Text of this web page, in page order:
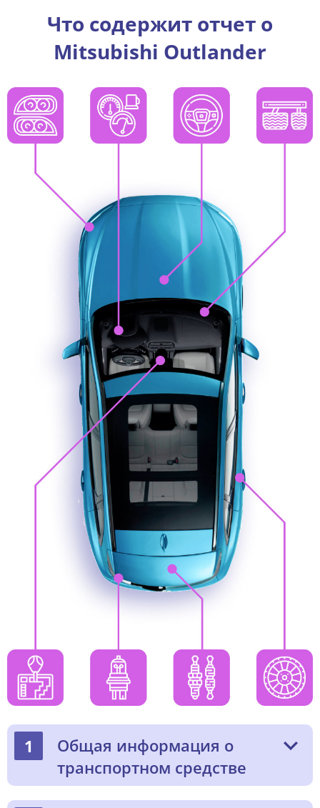
Что содержит отчет о
Mitsubishi Outlander
1
Общая информация о
транспортном средстве